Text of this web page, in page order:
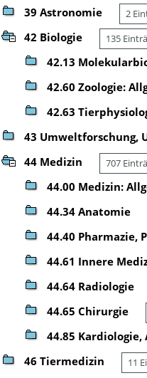
39 Astronomie 2
42 Biologie 135
42.13
42.60 Zoologie:
42.63
43 Umweltforschung,
44 Medizin 707
44.00 Medizin:
44.34 Anatomie
44.40 Pharmazie,
44.61 Innere
44.64 Radiologie
44.65 Chirurgie
44.85 Kardiologie,
46 Tiermedizin 11